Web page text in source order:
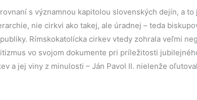
s významnou kapitolou slovenských dejín, a to
nie cirkvi ako takej, ale úradnej – teda
Rímskokatolícka cirkev vtedy zohrala veľmi
vo svojom dokumente pri príležitosti
a jej viny z minulosti – Ján Pavol II. nielenže